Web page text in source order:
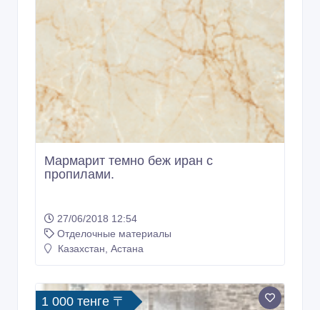
Мармарит темно беж иран с
пропилами.
27/06/2018 12:54
Отделочные материалы
Казахстан, Астана
1 000 тенге 〒